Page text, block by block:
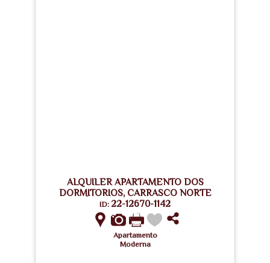
ALQUILER APARTAMENTO DOS
DORMITORIOS, CARRASCO NORTE
ID: 22-12670-1142
Apartamento
Moderna